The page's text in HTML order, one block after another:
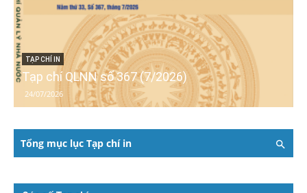
TẠP CHÍ IN
Tạp chí QLNN số 367 (7/2026)
24/07/2026
Tổng mục lục Tạp chí in